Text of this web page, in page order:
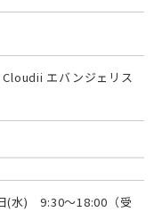
エバンジェリス
(水) 9:30～18:00（受